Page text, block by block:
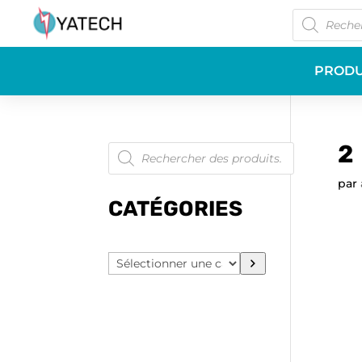
Recherche
de
produits
2
par
Recherche
de
produits
CATÉGORIES
Sélectionner
une